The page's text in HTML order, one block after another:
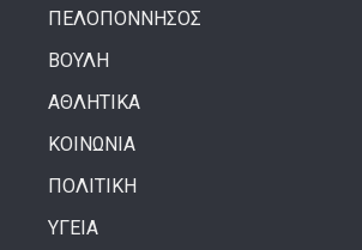
ΠΕΛΟΠΟΝΝΗΣΟΣ
ΒΟΥΛΗ
ΑΘΛΗΤΙΚΑ
ΚΟΙΝΩΝΙΑ
ΠΟΛΙΤΙΚΗ
ΥΓΕΙΑ